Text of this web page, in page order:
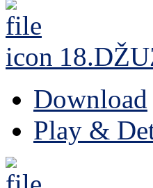
Download
Play &